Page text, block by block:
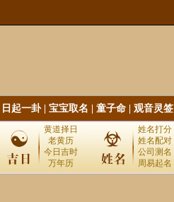
日起一卦| 宝宝取名 童子命 观音灵签
黄道择日
老黄历
今日吉时
万年历
姓名打分
姓名配对
公司测名
周易起名